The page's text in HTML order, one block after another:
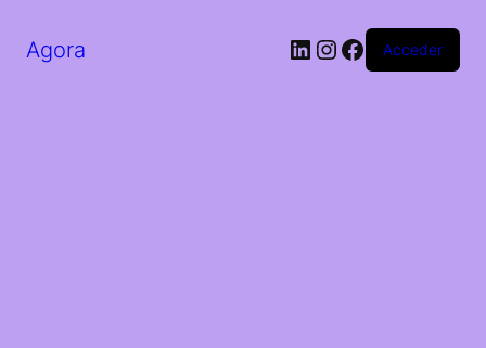
Agora LinkedIn
Instagram
Facebook
Acceder